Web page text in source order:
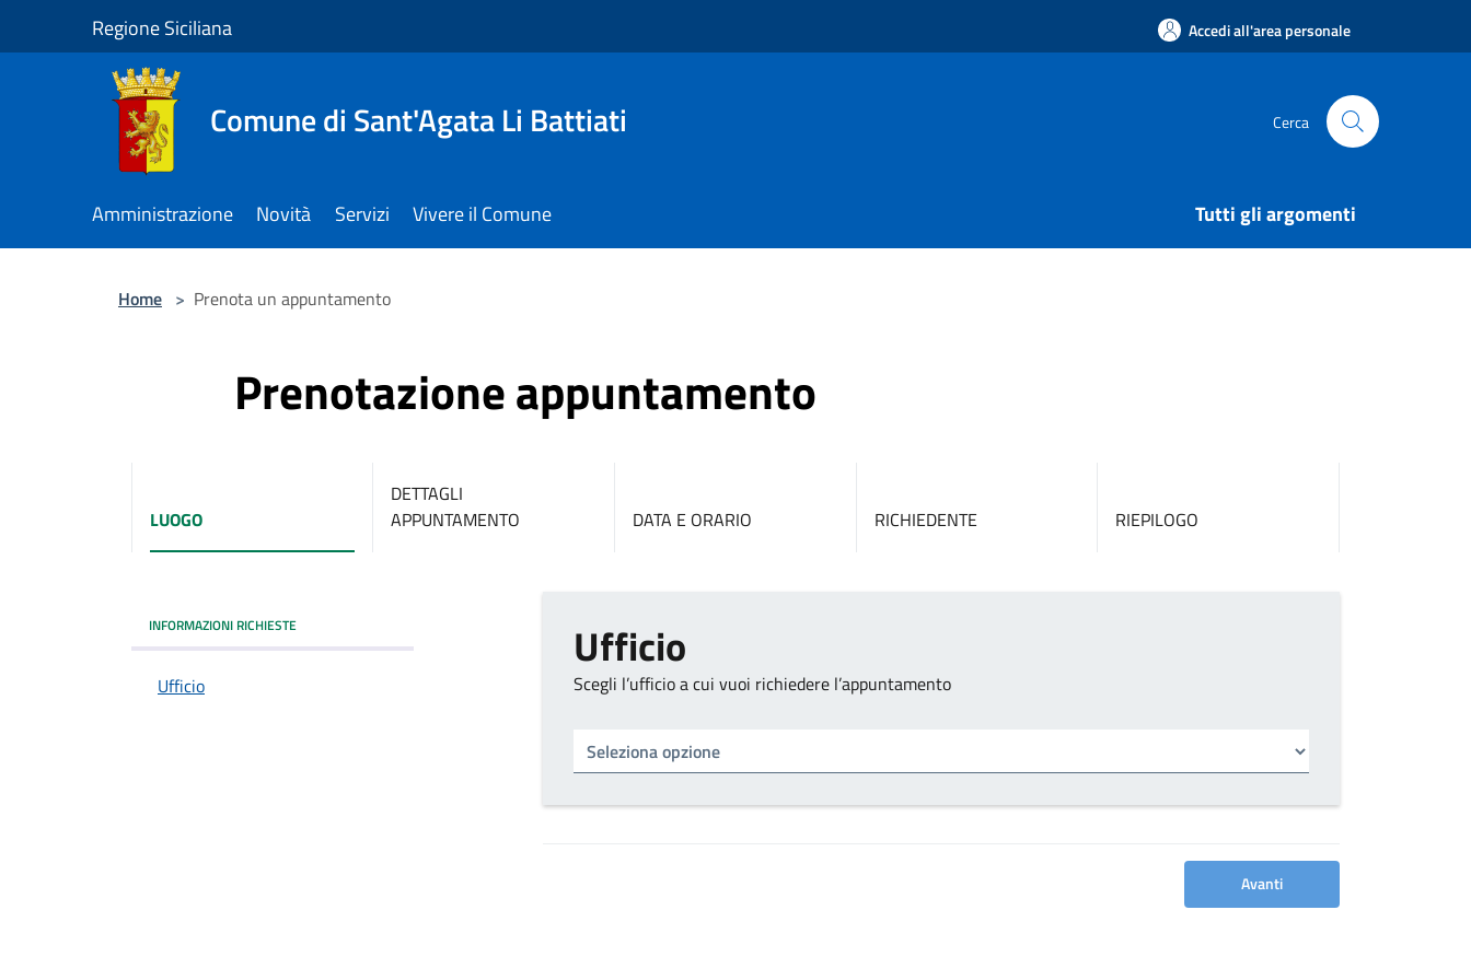
Regione Siciliana Accedi all'area personale
Comune di Sant'Agata Li Battiati Cerca
Amministrazione Novità Servizi Vivere il Comune Tutti gli argomenti
Home > Prenota un appuntamento
Prenotazione appuntamento
LUOGO
DETTAGLI
APPUNTAMENTO
DATA E ORARIO RICHIEDENTE RIEPILOGO
INFORMAZIONI RICHIESTE
Ufficio
Ufficio
Scegli l’ufficio a cui vuoi richiedere l’appuntamento
Avanti